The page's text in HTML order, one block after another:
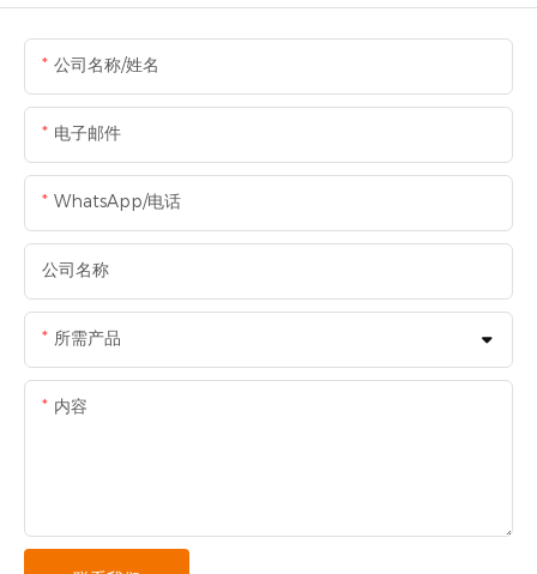
公司名称/姓名
电子邮件
WhatsApp/电话
公司名称
所需产品
内容